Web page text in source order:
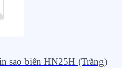
sao biển HN25H (Trắng)